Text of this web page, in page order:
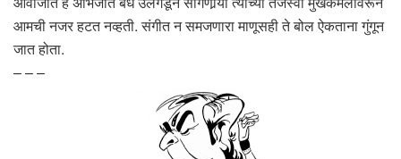
आमची नजर हटत नव्हती. संगीत न समजणारा माणूसही ते बोल ऐकताना गुंगून
जात होता.
– – –